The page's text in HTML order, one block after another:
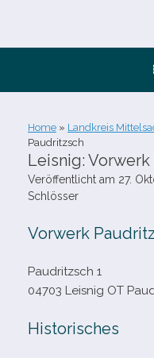
Home » Landkreis
Paudritzsch
Leisnig:
Veröffentlicht am 27.
Schlösser
Vorwerk
Paudritzsch 1
04703 Leisnig OT
Historisches